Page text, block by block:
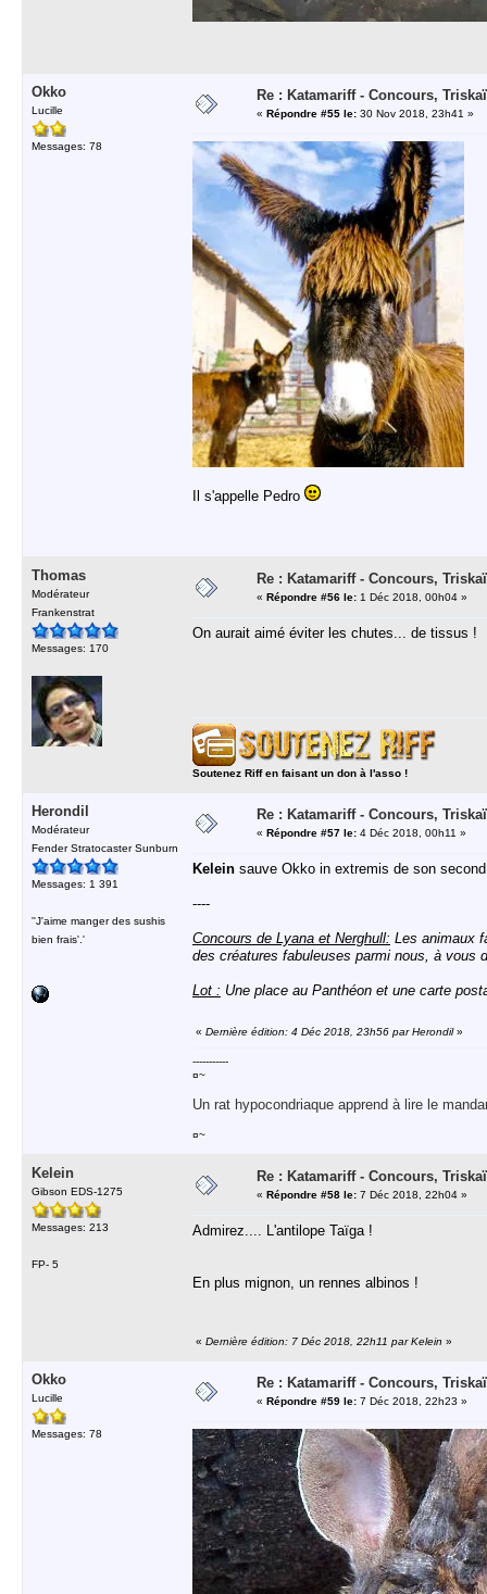
Okko
Lucille
Messages: 78
Re : Katamariff - Concours,
« Répondre #55 le: 30 Nov 2018, 23h41 »
Il s'appelle Pedro
Thomas
Modérateur
Frankenstrat
Messages: 170
Re : Katamariff - Concours,
« Répondre #56 le: 1 Déc 2018, 00h04 »
On aurait aimé éviter les chutes... de tissus !
Soutenez Riff en faisant un don à l'asso !
Herondil
Modérateur
Fender Stratocaster Sunburn
Messages: 1 391
''J'aime manger des sushis
bien frais'.'
Re : Katamariff - Concours,
« Répondre #57 le: 4 Déc 2018, 00h11 »
Kelein sauve Okko in extremis de son
----
Concours de Lyana et Nerghull: Les animaux
des créatures fabuleuses parmi nous, à vous
Lot : Une place au Panthéon et une carte
« Dernière édition: 4 Déc 2018, 23h56 par Herondil»
-----------
¤~
Un rat hypocondriaque apprend à lire le
¤~
Kelein
Gibson EDS-1275
Messages: 213
FP- 5
Re : Katamariff - Concours,
« Répondre #58 le: 7 Déc 2018, 22h04 »
Admirez.... L'antilope Taïga !
En plus mignon, un rennes albinos !
« Dernière édition: 7 Déc 2018, 22h11 par Kelein »
Okko
Lucille
Messages: 78
Re : Katamariff - Concours,
« Répondre #59 le: 7 Déc 2018, 22h23 »